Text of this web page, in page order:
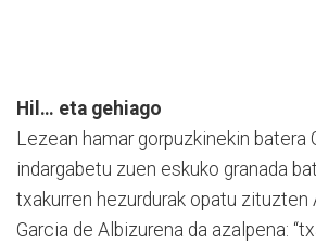
Hil… eta gehiago
Lezean hamar gorpuzkinekin batera
indargabetu zuen eskuko granada
txakurren hezurdurak opatu zituzten
Garcia de Albizurena da azalpena: